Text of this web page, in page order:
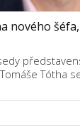
nového
Tótha